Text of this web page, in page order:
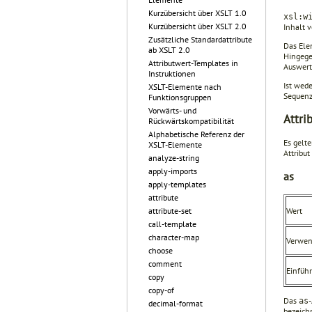
Kurzübersicht über XSLT 1.0
Kurzübersicht über XSLT 2.0
Zusätzliche Standardattribute
ab XSLT 2.0
Attributwert-Templates in
Instruktionen
XSLT-Elemente nach
Funktionsgruppen
Vorwärts- und
Rückwärtskompatibilität
Alphabetische Referenz der
XSLT-Elemente
analyze-string
apply-imports
apply-templates
attribute
attribute-set
call-template
character-map
choose
comment
copy
copy-of
decimal-format
Inhalt
Das
Ist
Es
Attribut
as
Wert
Das as